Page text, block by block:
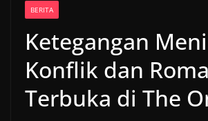
BERITA
Ketegangan
Konflik dan
Terbuka di The